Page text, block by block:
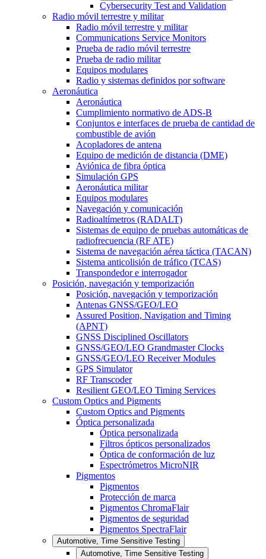
Cybersecurity Test and Validation
Radio móvil terrestre y militar
Radio móvil terrestre y militar
Communications Service Monitors
Prueba de radio móvil terrestre
Prueba de radio militar
Equipos modulares
Radio y sistemas definidos por software
Aeronáutica
Aeronáutica
Cumplimiento normativo de ADS-B
Conjuntos e interfaces de prueba de cantidad de
combustible de avión
Acopladores de antena
Equipo de medición de distancia (DME)
Aviónica de fibra óptica
Simulación GPS
Aeronáutica militar
Equipos modulares
Navegación y comunicación
Radioaltímetros (RADALT)
Sistemas de equipo de pruebas automáticas de
radiofrecuencia (RF ATE)
Sistema de navegación aérea táctica (TACAN)
Sistema anticolisión de tráfico (TCAS)
Transpondedor e interrogador
Posición, navegación y temporización
Posición, navegación y temporización
Antenas GNSS/GEO/LEO
Assured Position, Navigation and Timing
(APNT)
GNSS Disciplined Oscillators
GNSS/GEO/LEO Grandmaster Clocks
GNSS/GEO/LEO Receiver Modules
GPS Simulator
RF Transcoder
Resilient GEO/LEO Timing Services
Custom Optics and Pigments
Custom Optics and Pigments
Óptica personalizada
Óptica personalizada
Filtros ópticos personalizados
Óptica de conformación de luz
Espectrómetros MicroNIR
Pigmentos
Pigmentos
Protección de marca
Pigmentos ChromaFlair
Pigmentos de seguridad
Pigmentos SpectraFlair
Automotive, Time Sensitive Testing
Automotive, Time Sensitive Testing